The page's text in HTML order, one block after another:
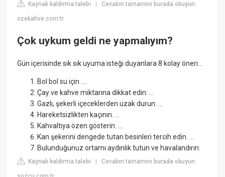
Kaynak kaldırma talebi |Cevabın tamamını burada okuyun:
ozekahve.com.tr
Çok uykum geldi ne yapmalıyım?
Gün içerisinde sık sık uyuma isteği duyanlara 8 kolay öneri...
Bol bol su için. ...
Çay ve kahve miktarına dikkat edin. ...
Gazlı, şekerli içeceklerden uzak durun. ...
Hareketsizlikten kaçının. ...
Kahvaltıya özen gösterin. ...
Kan şekerini dengede tutan besinleri tercih edin. ...
Bulunduğunuz ortamı aydınlık tutun ve havalandırın.
Kaynak kaldırma talebi |Cevabın tamamını burada okuyun: